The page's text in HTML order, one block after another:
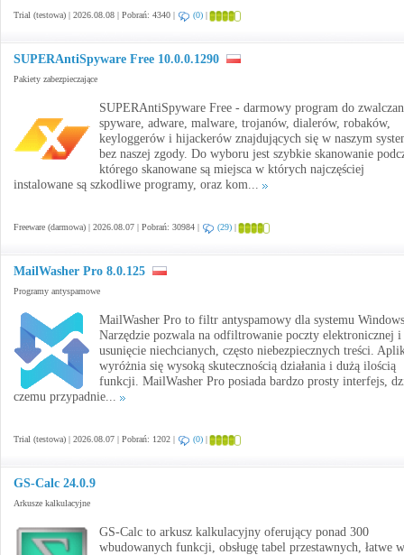
Trial (testowa) | 2026.08.08 | Pobrań: 4340 | (0) |
SUPERAntiSpyware Free 10.0.0.1290
Pakiety zabezpieczające
SUPERAntiSpyware Free - darmowy program do
spyware, adware, malware, trojanów, dialerów, robaków,
keyloggerów i hijackerów znajdujących się w naszym
bez naszej zgody. Do wyboru jest szybkie skanowanie
którego skanowane są miejsca w których najczęściej
instalowane są szkodliwe programy, oraz kom...
Freeware (darmowa) | 2026.08.07 | Pobrań: 30984 | (29) |
MailWasher Pro 8.0.125
Programy antyspamowe
MailWasher Pro to filtr antyspamowy dla systemu
Narzędzie pozwala na odfiltrowanie poczty elektronicznej i
usunięcie niechcianych, często niebezpiecznych treści.
wyróżnia się wysoką skutecznością działania i dużą ilością
funkcji. MailWasher Pro posiada bardzo prosty interfejs,
czemu przypadnie...
Trial (testowa) | 2026.08.07 | Pobrań: 1202 | (0) |
GS-Calc 24.0.9
Arkusze kalkulacyjne
GS-Calc to arkusz kalkulacyjny oferujący ponad 300
wbudowanych funkcji, obsługę tabel przestawnych, łatwe w